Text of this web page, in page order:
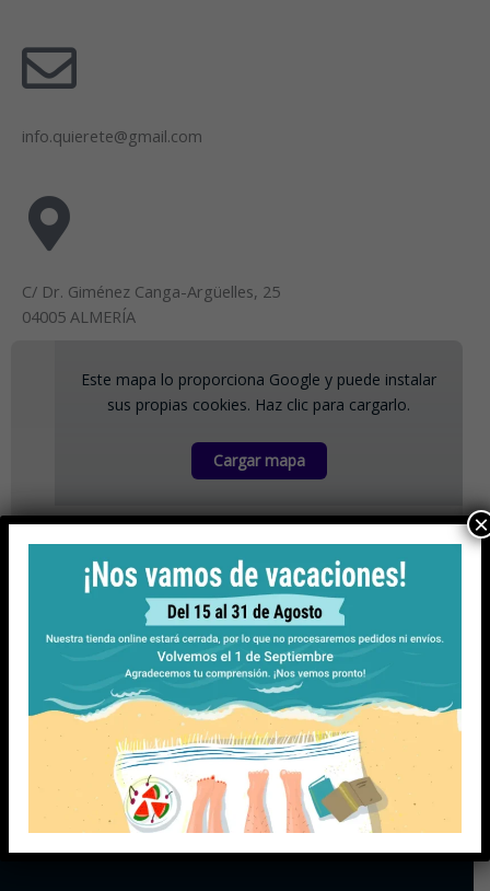
info.quierete@gmail.com
C/ Dr. Giménez Canga-Argüelles, 25
04005 ALMERÍA
Este mapa lo proporciona Google y puede instalar
sus propias cookies. Haz clic para cargarlo.
Cargar mapa
×